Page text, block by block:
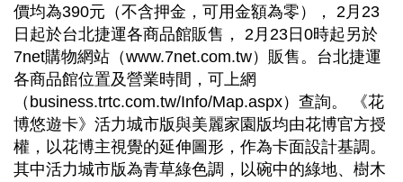
價均為390元（不含押金，可用金額為零）， 2月23
日起於台北捷運各商品館販售， 2月23日0時起另於
7net購物網站（www.7net.com.tw）販售。台北捷運
各商品館位置及營業時間，可上網
（business.trtc.com.tw/Info/Map.aspx）查詢。 《花
博悠遊卡》活力城市版與美麗家園版均由花博官方授
權，以花博主視覺的延伸圖形，作為卡面設計基調。
其中活力城市版為青草綠色調，以碗中的綠地、樹木